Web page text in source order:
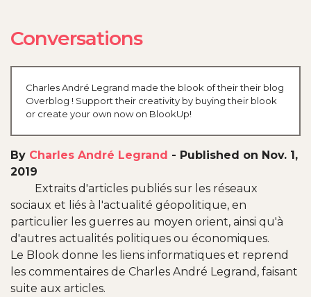
Conversations
Charles André Legrand made the blook of their their blog
Overblog ! Support their creativity by buying their blook
or create your own now on BlookUp!
By Charles André Legrand - Published on Nov. 1,
2019
Extraits d'articles publiés sur les réseaux
sociaux et liés à l'actualité géopolitique, en
particulier les guerres au moyen orient, ainsi qu'à
d'autres actualités politiques ou économiques.
Le Blook donne les liens informatiques et reprend
les commentaires de Charles André Legrand, faisant
suite aux articles.